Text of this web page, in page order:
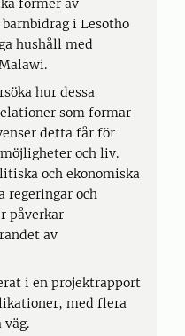
former av
i Lesotho
hushåll med
hur dessa
som formar
detta får för
och liv.
och ekonomiska
regeringar och
påverkar
av
i en projektrapport
med flera